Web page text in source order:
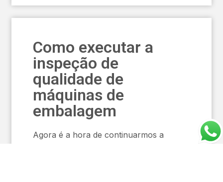
Como executar a
inspeção de
qualidade de
máquinas de
embalagem
Agora é a hora de continuarmos a